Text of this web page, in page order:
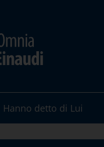
Hanno detto di Lui